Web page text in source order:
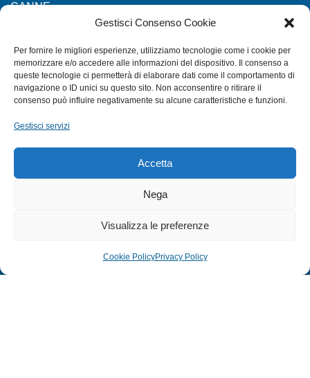
Gestisci Consenso Cookie
Per fornire le migliori esperienze, utilizziamo tecnologie come i cookie per
memorizzare e/o accedere alle informazioni del dispositivo. Il consenso a
queste tecnologie ci permetterà di elaborare dati come il comportamento di
navigazione o ID unici su questo sito. Non acconsentire o ritirare il
consenso può influire negativamente su alcune caratteristiche e funzioni.
Gestisci servizi
Accetta
Nega
Visualizza le preferenze
Cookie PolicyPrivacy Policy
CANNE
ACCESSORI NAUTICI
ACCESSORI PESCA
EXTRA
PRIVACY POLICY